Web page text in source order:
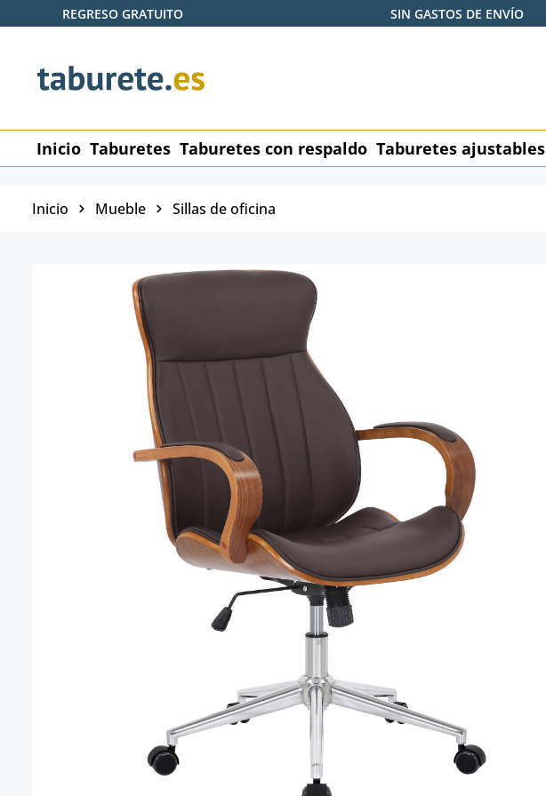
al contenido principal
Saltar a la búsqueda
Saltar a la navegación principal
REGRESO GRATUITO SIN GASTOS DE ENVÍO
Inicio Taburetes Taburetes con respaldo Taburetes ajustables
Inicio Mueble Sillas de oficina